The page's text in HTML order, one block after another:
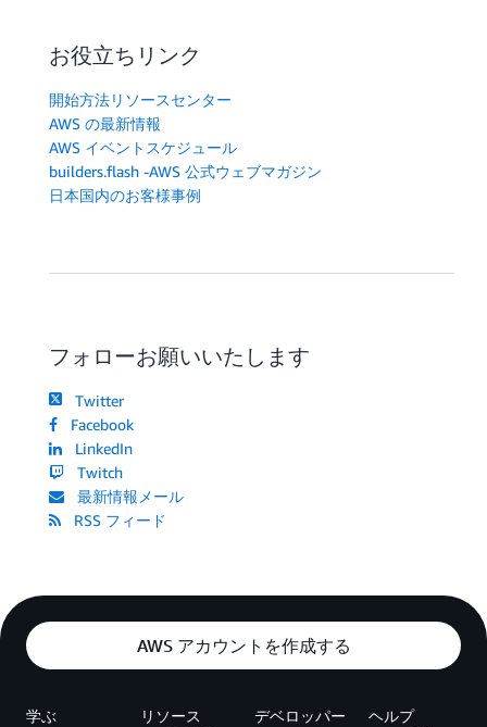
お役立ちリンク
開始方法リソースセンター
AWS の最新情報
AWS イベントスケジュール
builders.flash -AWS 公式ウェブマガジン
日本国内のお客様事例
フォローお願いいたします
Twitter
Facebook
LinkedIn
Twitch
最新情報メール
RSS フィード
AWS アカウントを作成する
学ぶ リソース デベロッパー ヘルプ